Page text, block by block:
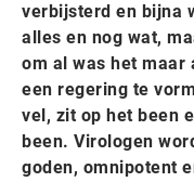
verbijsterd en bijna
alles en nog wat,
om al was het
een regering te
vel, zit op het been
been. Virologen
goden, omnipotent